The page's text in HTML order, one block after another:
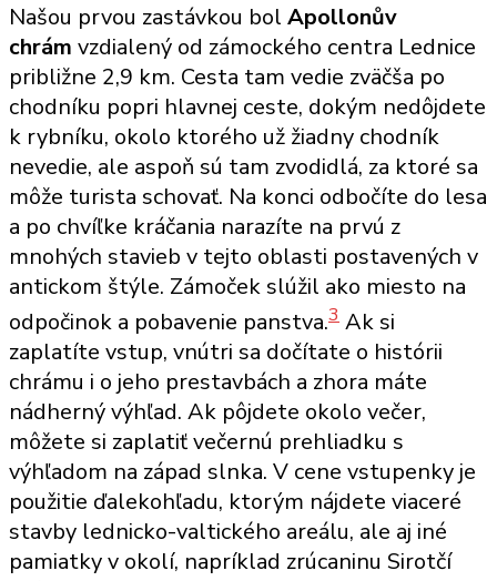
Našou prvou zastávkou bol Apollonův
chrám vzdialený od zámockého centra Lednice
približne 2,9 km. Cesta tam vedie zväčša po
chodníku popri hlavnej ceste, dokým nedôjdete
k rybníku, okolo ktorého už žiadny chodník
nevedie, ale aspoň sú tam zvodidlá, za ktoré sa
môže turista schovať. Na konci odbočíte do lesa
a po chvíľke kráčania narazíte na prvú z
mnohých stavieb v tejto oblasti postavených v
antickom štýle. Zámoček slúžil ako miesto na
odpočinok a pobavenie panstva.3 Ak si
zaplatíte vstup, vnútri sa dočítate o histórii
chrámu i o jeho prestavbách a zhora máte
nádherný výhľad. Ak pôjdete okolo večer,
môžete si zaplatiť večernú prehliadku s
výhľadom na západ slnka. V cene vstupenky je
použitie ďalekohľadu, ktorým nájdete viaceré
stavby lednicko-valtického areálu, ale aj iné
pamiatky v okolí, napríklad zrúcaninu Sirotčí